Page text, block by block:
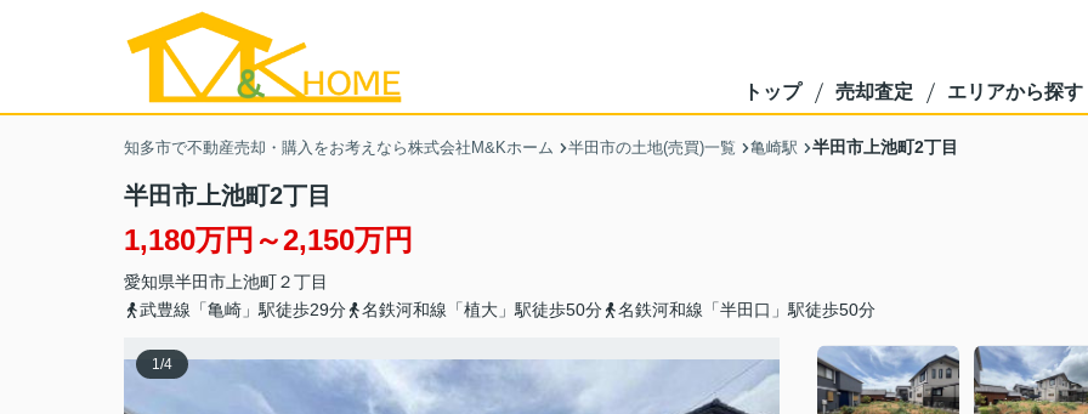
トップ 売却査定 エリアから探す
知多市で不動産売却・購入をお考えなら株式会社M&Kホーム 半田市の土地(売買)一覧 亀崎駅 半田市上池町2丁目
半田市上池町2丁目
1,180万円～2,150万円
愛知県半田市 上池町２丁目
武豊線「亀崎」駅徒歩29分
名鉄河和線「植大」駅徒歩50分 名鉄河和線「半田口」駅徒歩50分
1/4